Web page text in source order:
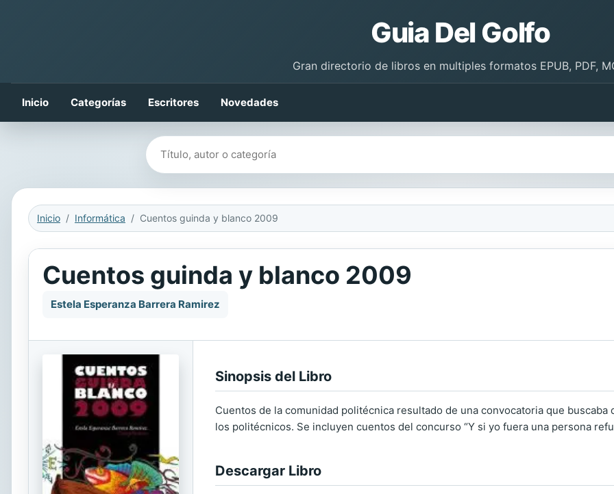
Guia Del Golfo
Gran directorio de libros en multiples formatos EPUB, PDF,
Inicio Categorías Escritores Novedades
Buscar libros
Inicio Informática Cuentos guinda y blanco 2009
Cuentos guinda y blanco 2009
Estela Esperanza Barrera Ramirez
Sinopsis del Libro
Cuentos de la comunidad politécnica resultado de una convocatoria que
los politécnicos. Se incluyen cuentos del concurso “Y si yo fuera una persona
Descargar Libro